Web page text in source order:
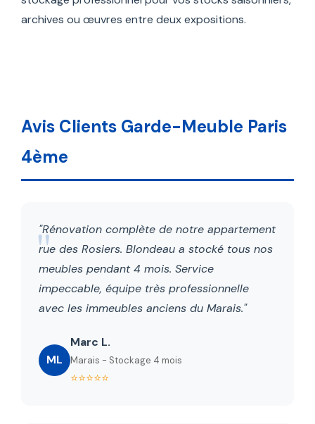
archives ou œuvres entre deux expositions.
Avis Clients Garde-Meuble Paris
4ème
"Rénovation complète de notre appartement
rue des Rosiers. Blondeau a stocké tous nos
meubles pendant 4 mois. Service
impeccable, équipe très professionnelle
avec les immeubles anciens du Marais."
ML
Marc L.
Marais - Stockage 4 mois
⭐⭐⭐⭐⭐